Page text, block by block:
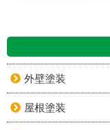
外壁塗装
屋根塗装